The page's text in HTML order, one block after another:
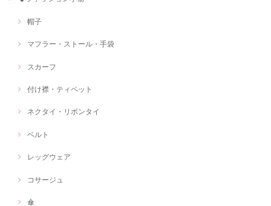
帽子
マフラー・ストール・手袋
スカーフ
付け襟・ティペット
ネクタイ・リボンタイ
ベルト
レッグウェア
コサージュ
傘